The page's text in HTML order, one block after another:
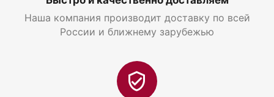
Наша компания производит доставку по всей
России и ближнему зарубежью